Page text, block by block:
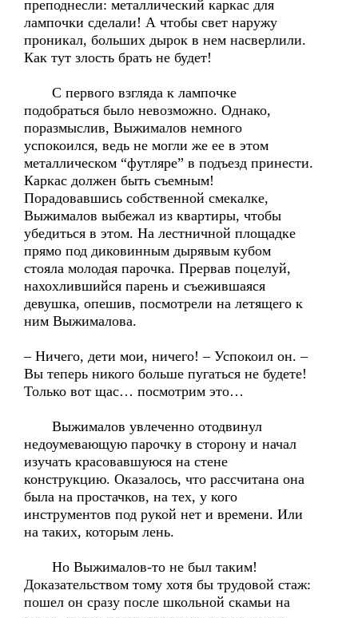
преподнесли: металлический каркас для
лампочки сделали! А чтобы свет наружу
проникал, больших дырок в нем насверлили.
Как тут злость брать не будет!
С первого взгляда к лампочке
подобраться было невозможно. Однако,
поразмыслив, Выжималов немного
успокоился, ведь не могли же ее в этом
металлическом “футляре” в подъезд принести.
Каркас должен быть съемным!
Порадовавшись собственной смекалке,
Выжималов выбежал из квартиры, чтобы
убедиться в этом. На лестничной площадке
прямо под диковинным дырявым кубом
стояла молодая парочка. Прервав поцелуй,
нахохлившийся парень и съежившаяся
девушка, опешив, посмотрели на летящего к
ним Выжималова.
– Ничего, дети мои, ничего! – Успокоил он. –
Вы теперь никого больше пугаться не будете!
Только вот щас… посмотрим это…
Выжималов увлеченно отодвинул
недоумевающую парочку в сторону и начал
изучать красовавшуюся на стене
конструкцию. Оказалось, что рассчитана она
была на простачков, на тех, у кого
инструментов под рукой нет и времени. Или
на таких, которым лень.
Но Выжималов-то не был таким!
Доказательством тому хотя бы трудовой стаж:
пошел он сразу после школьной скамьи на